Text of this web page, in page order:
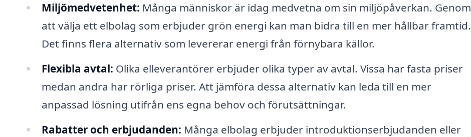
Miljömedvetenhet: Många människor är idag medvetna om sin miljöpåverkan. Genom
att välja ett elbolag som erbjuder grön energi kan man bidra till en mer hållbar framtid.
Det finns flera alternativ som levererar energi från förnybara källor.
Flexibla avtal: Olika elleverantörer erbjuder olika typer av avtal. Vissa har fasta priser
medan andra har rörliga priser. Att jämföra dessa alternativ kan leda till en mer
anpassad lösning utifrån ens egna behov och förutsättningar.
Rabatter och erbjudanden: Många elbolag erbjuder introduktionserbjudanden eller